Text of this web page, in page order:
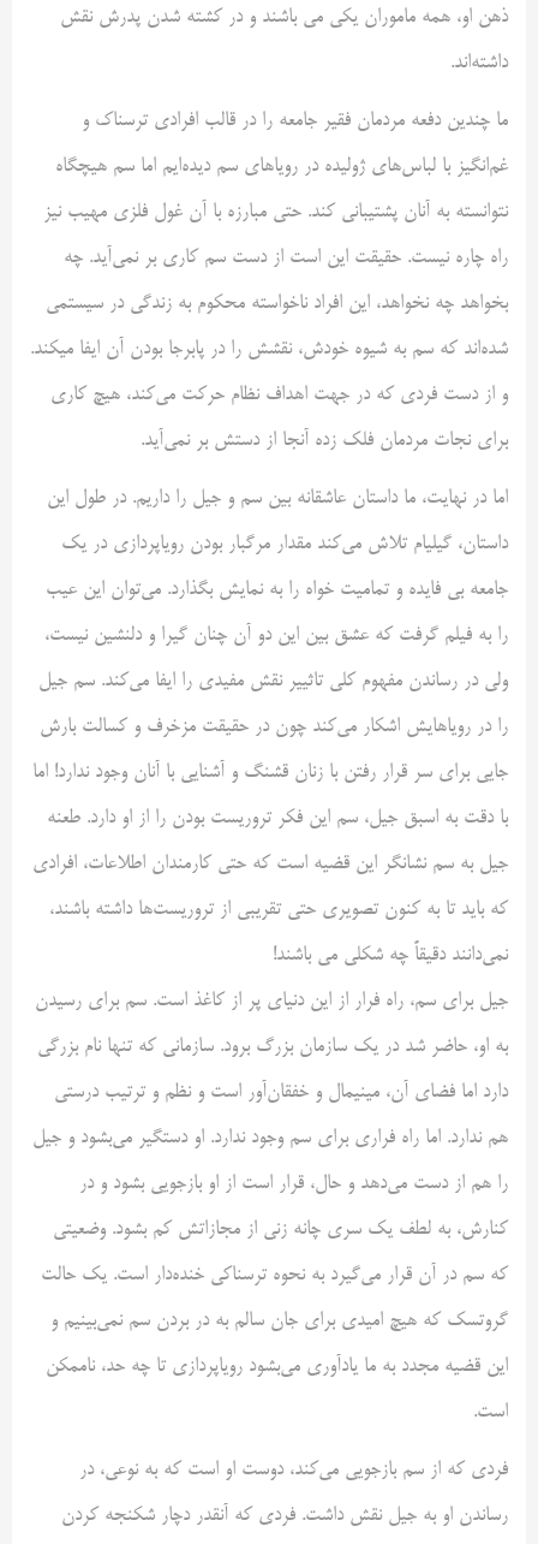
ذهن او، همه ماموران یکی می باشند و در کشته شدن پدرش نقش
داشته‌اند.
ما چندین دفعه مردمان فقیر جامعه را در قالب افرادی ترسناک و
غم‌انگیز با لباس‌های ژولیده در رویاهای سم دیده‌ایم اما سم هیچگاه
نتوانسته به آنان پشتیبانی کند. حتی مبارزه با آن غول فلزی مهیب نیز
راه چاره نیست. حقیقت این است از دست سم کاری بر نمی‌آید. چه
بخواهد چه نخواهد، این افراد ناخواسته محکوم به زندگی در سیستمی
شده‌اند که سم به شیوه خودش، نقشش را در پابرجا بودن آن ایفا می‎کند.
و از دست فردی که در جهت اهداف نظام حرکت می‌کند، هیچ کاری
برای نجات مردمان فلک زده آنجا از دستش بر نمی‌آید.
اما در نهایت، ما داستان عاشقانه بین سم و جیل را داریم. در طول این
داستان، گیلیام تلاش می‌کند مقدار مرگبار بودن رویاپردازی در یک
جامعه بی فایده و تمامیت خواه را به نمایش بگذارد. می‌توان این عیب
را به فیلم گرفت که عشق بین این دو آن چنان گیرا و دلنشین نیست،
ولی در رساندن مفهوم کلی تاثییر نقش مفیدی را ایفا می‌کند. سم جیل
را در رویاهایش اشکار می‌کند چون در حقیقت مزخرف و کسالت بارش
جایی برای سر قرار رفتن با زنان قشنگ و آشنایی با آنان وجود ندارد! اما
با دقت به اسبق جیل، سم این فکر تروریست بودن را از او دارد. طعنه
جیل به سم نشانگر این قضیه است که حتی کارمندان اطلاعات، افرادی
که باید تا به کنون تصویری حتی تقریبی از تروریست‌ها داشته باشند،
نمی‌دانند دقیقاً چه شکلی می باشند!
جیل برای سم، راه فرار از این دنیای پر از کاغذ است. سم برای رسیدن
به او، حاضر شد در یک سازمان بزرگ برود. سازمانی که تنها نام بزرگی
دارد اما فضای آن، مینیمال و خفقان‌آور است و نظم و ترتیب درستی
هم ندارد. اما راه فراری برای سم وجود ندارد. او دستگیر می‌بشود و جیل
را هم از دست می‌دهد و حال، قرار است از او بازجویی بشود و در
کنارش، به لطف یک سری چانه زنی از مجازاتش کم بشود. وضعیتی
که سم در آن قرار می‌گیرد به نحوه ترسناکی خنده‌دار است. یک حالت
گروتسک که هیچ امیدی برای جان سالم به در بردن سم نمی‌بینیم و
این قضیه مجدد به ما یادآوری می‌بشود رویاپردازی تا چه حد، ناممکن
است.
فردی که از سم بازجویی می‌کند، دوست او است که به نوعی، در
رساندن او به جیل نقش داشت. فردی که آنقدر دچار شکنجه کردن